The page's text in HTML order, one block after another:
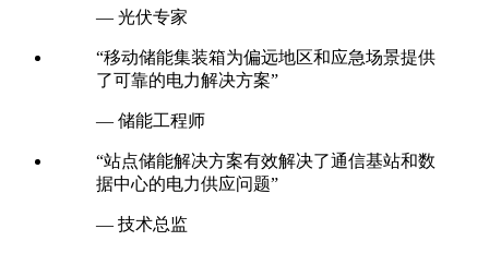
— 光伏专家
“移动储能集装箱为偏远地区和应急场景提供
了可靠的电力解决方案”
— 储能工程师
“站点储能解决方案有效解决了通信基站和数
据中心的电力供应问题”
— 技术总监